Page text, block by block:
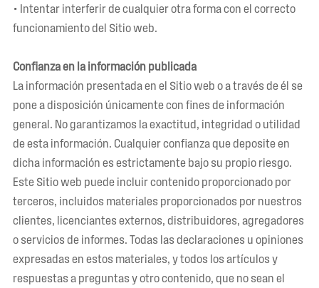
• Intentar interferir de cualquier otra forma con el correcto
funcionamiento del Sitio web.
Confianza en la información publicada
La información presentada en el Sitio web o a través de él se
pone a disposición únicamente con fines de información
general. No garantizamos la exactitud, integridad o utilidad
de esta información. Cualquier confianza que deposite en
dicha información es estrictamente bajo su propio riesgo.
Este Sitio web puede incluir contenido proporcionado por
terceros, incluidos materiales proporcionados por nuestros
clientes, licenciantes externos, distribuidores, agregadores
o servicios de informes. Todas las declaraciones u opiniones
expresadas en estos materiales, y todos los artículos y
respuestas a preguntas y otro contenido, que no sean el